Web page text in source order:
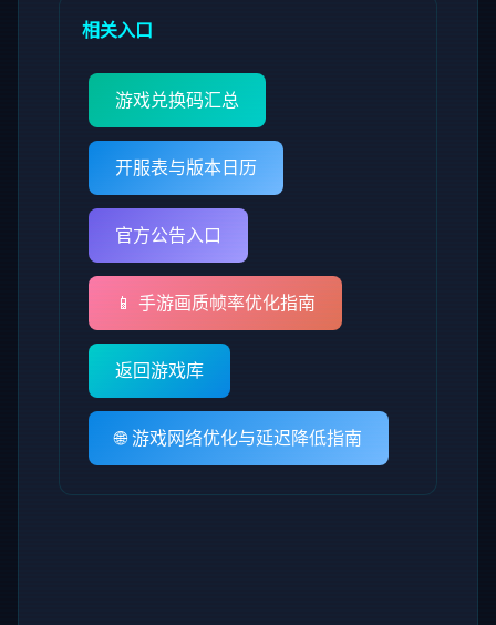
相关入口
游戏兑换码汇总
开服表与版本日历
官方公告入口
📱 手游画质帧率优化指南
返回游戏库
🌐 游戏网络优化与延迟降低指南